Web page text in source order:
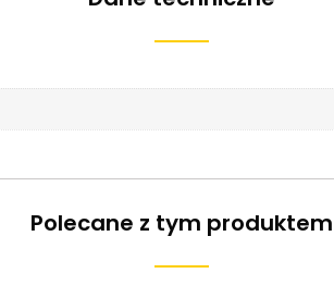
Polecane z tym produktem